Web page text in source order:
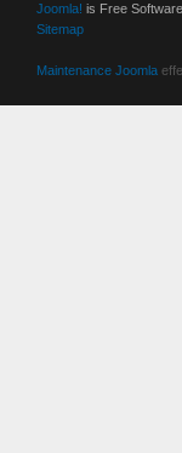
Joomla! is Free
Sitemap
Maintenance Joomla